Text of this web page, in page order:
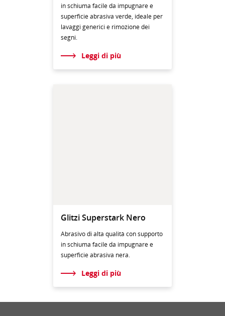
in schiuma facile da impugnare e
superficie abrasiva verde, ideale per
lavaggi generici e rimozione dei
segni.
Leggi di più
Glitzi Superstark Nero
Abrasivo di alta qualità con supporto
in schiuma facile da impugnare e
superficie abrasiva nera.
Leggi di più